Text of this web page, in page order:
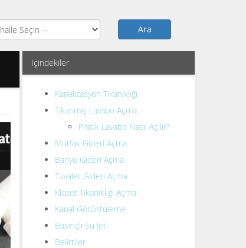
Ara
İçindekiler
Kanalizasyon Tıkanıklığı
Tıkanmış Lavabo Açma
Pratik Lavabo Nasıl Açılır?
Mutfak Gideri Açma
Banyo Gideri Açma
Tuvalet Gideri Açma
Klozet Tıkanıklığı Açma
Kanal Görüntüleme
Basınçlı Su Jeti
Belirtiler